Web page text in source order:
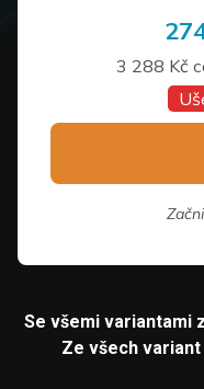
3 288 Kč
Se všemi variantami
Ze všech